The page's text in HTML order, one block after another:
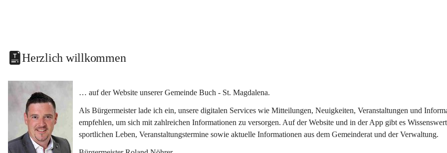
Herzlich willkommen
… auf der Website unserer Gemeinde Buch - St. Magdalena.
Als Bürgermeister lade ich ein, unsere digitalen Services wie Mitteilungen, Neuigkeiten, Veranstaltungen und
empfehlen, um sich mit zahlreichen Informationen zu versorgen. Auf der Website und in der App gibt es
sportlichen Leben, Veranstaltungstermine sowie aktuelle Informationen aus dem Gemeinderat und der Verwaltung.